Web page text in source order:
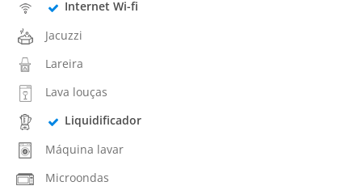
Internet Wi-fi
Jacuzzi
Lareira
Lava louças
Liquidificador
Máquina lavar
Microondas